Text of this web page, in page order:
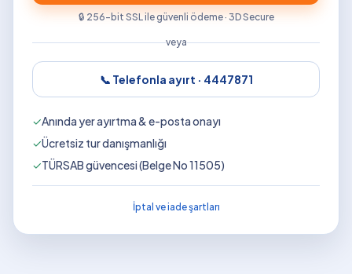
🔒 256-bit SSL ile güvenli ödeme · 3D Secure
veya
📞 Telefonla ayırt · 4447871
✓Anında yer ayırtma & e-posta onayı
✓Ücretsiz tur danışmanlığı
✓TÜRSAB güvencesi (Belge No 11505)
İptal ve iade şartları